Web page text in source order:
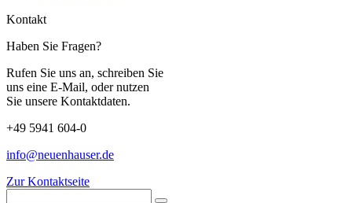
Kontakt
Haben Sie Fragen?
Rufen Sie uns an, schreiben Sie
uns eine E-Mail, oder nutzen
Sie unsere Kontaktdaten.
+49 5941 604-0
info@neuenhauser.de
Zur Kontaktseite